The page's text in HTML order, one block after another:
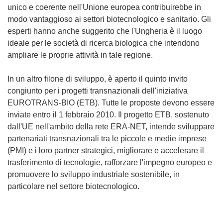
unico e coerente nell'Unione europea contribuirebbe in
modo vantaggioso ai settori biotecnologico e sanitario. Gli
esperti hanno anche suggerito che l'Ungheria è il luogo
ideale per le società di ricerca biologica che intendono
ampliare le proprie attività in tale regione.
In un altro filone di sviluppo, è aperto il quinto invito
congiunto per i progetti transnazionali dell'iniziativa
EUROTRANS-BIO (ETB). Tutte le proposte devono essere
inviate entro il 1 febbraio 2010. Il progetto ETB, sostenuto
dall'UE nell'ambito della rete ERA-NET, intende sviluppare
partenariati transnazionali tra le piccole e medie imprese
(PMI) e i loro partner strategici, migliorare e accelerare il
trasferimento di tecnologie, rafforzare l'impegno europeo e
promuovere lo sviluppo industriale sostenibile, in
particolare nel settore biotecnologico.